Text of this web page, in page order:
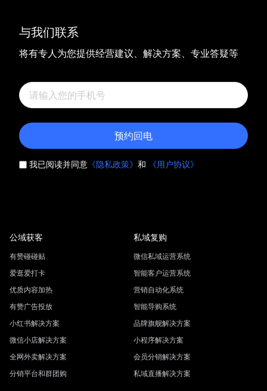
与我们联系
将有专人为您提供经营建议、解决方案、专业答疑等
预约回电
我已阅读并同意 《隐私政策》 和 《用户协议》
公域获客
有赞碰碰贴
爱逛爱打卡
优质内容加热
有赞广告投放
小红书解决方案
微信小店解决方案
全网外卖解决方案
分销平台和群团购
私域复购
微信私域运营系统
智能客户运营系统
营销自动化系统
智能导购系统
品牌旗舰解决方案
小程序解决方案
会员分销解决方案
私域直播解决方案